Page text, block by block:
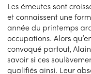
Les émeutes sont
et connaissent une
année du printemps
occupations. Alors
convoqué partout,
savoir si ces
qualifiés ainsi. Leur